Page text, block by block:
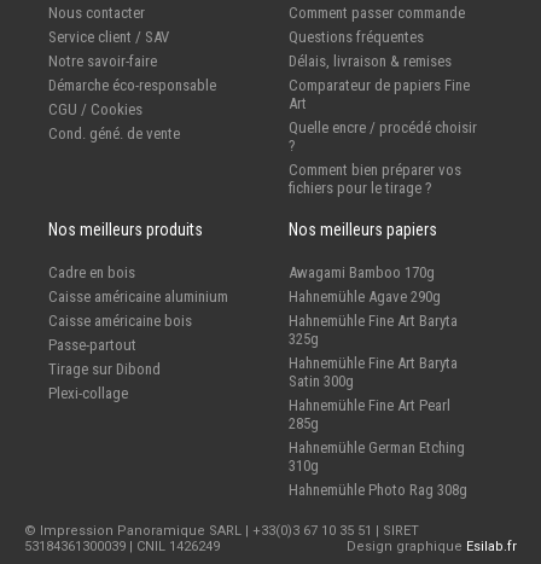
Nous contacter
Service client / SAV
Notre savoir-faire
Démarche éco-responsable
CGU / Cookies
Cond. géné. de vente
Comment passer commande
Questions fréquentes
Délais, livraison & remises
Comparateur de papiers Fine
Art
Quelle encre / procédé choisir
?
Comment bien préparer vos
fichiers pour le tirage ?
Nos meilleurs produits
Cadre en bois
Caisse américaine aluminium
Caisse américaine bois
Passe-partout
Tirage sur Dibond
Plexi-collage
Nos meilleurs papiers
Awagami Bamboo 170g
Hahnemühle Agave 290g
Hahnemühle Fine Art Baryta
325g
Hahnemühle Fine Art Baryta
Satin 300g
Hahnemühle Fine Art Pearl
285g
Hahnemühle German Etching
310g
Hahnemühle Photo Rag 308g
© Impression Panoramique SARL | +33(0)3 67 10 35 51 | SIRET
53184361300039 | CNIL 1426249
Design graphique Esilab.fr